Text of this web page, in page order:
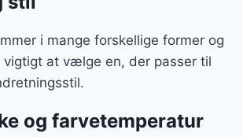
i mange forskellige former og
vigtigt at vælge en, der passer til
og farvetemperatur